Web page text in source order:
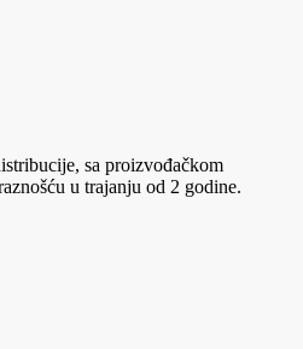
sa proizvođačkom
u trajanju od 2 godine.